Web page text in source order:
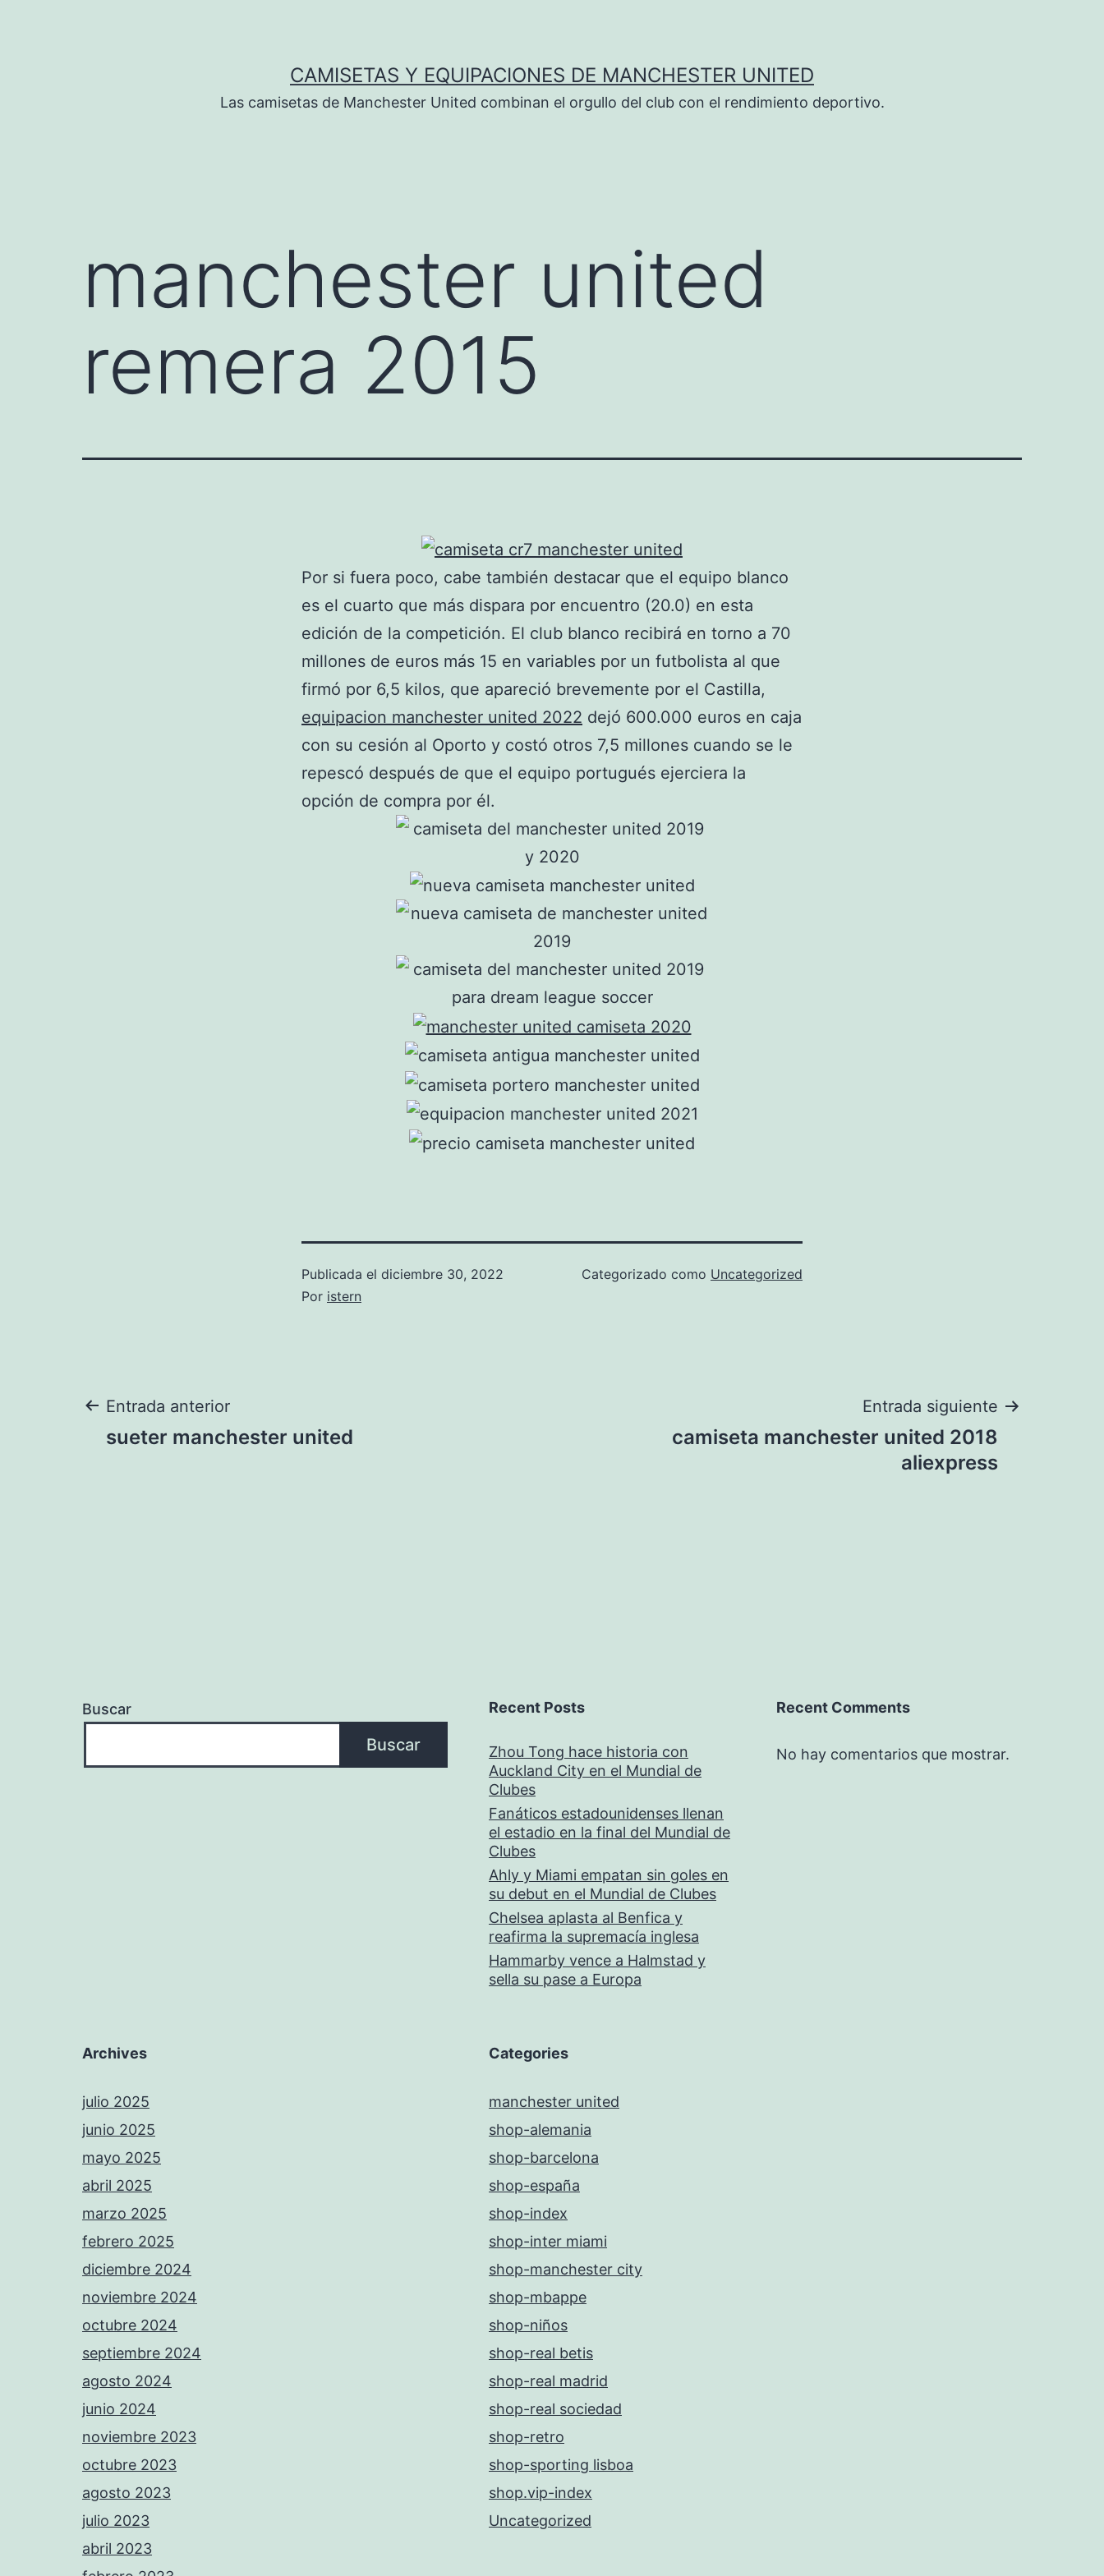
CAMISETAS Y EQUIPACIONES DE MANCHESTER UNITED
Las camisetas de Manchester United combinan el orgullo del club con el rendimiento deportivo.
manchester united
remera 2015
Por si fuera poco, cabe también destacar que el equipo blanco
es el cuarto que más dispara por encuentro (20.0) en esta
edición de la competición. El club blanco recibirá en torno a 70
millones de euros más 15 en variables por un futbolista al que
firmó por 6,5 kilos, que apareció brevemente por el Castilla,
equipacion manchester united 2022 dejó 600.000 euros en caja
con su cesión al Oporto y costó otros 7,5 millones cuando se le
repescó después de que el equipo portugués ejerciera la
opción de compra por él.
Publicada el diciembre 30, 2022
Por istern
Categorizado como Uncategorized
Navegación
Entrada anterior
sueter manchester united
Entrada siguiente
camiseta manchester united 2018
aliexpress
Buscar
Buscar
Recent Posts
Zhou Tong hace historia con
Auckland City en el Mundial de
Clubes
Fanáticos estadounidenses llenan
el estadio en la final del Mundial de
Clubes
Ahly y Miami empatan sin goles en
su debut en el Mundial de Clubes
Chelsea aplasta al Benfica y
reafirma la supremacía inglesa
Hammarby vence a Halmstad y
sella su pase a Europa
Recent Comments
No hay comentarios que mostrar.
Archives
julio 2025
junio 2025
mayo 2025
abril 2025
marzo 2025
febrero 2025
diciembre 2024
noviembre 2024
octubre 2024
septiembre 2024
agosto 2024
junio 2024
noviembre 2023
octubre 2023
agosto 2023
julio 2023
abril 2023
Categories
manchester united
shop-alemania
shop-barcelona
shop-españa
shop-index
shop-inter miami
shop-manchester city
shop-mbappe
shop-niños
shop-real betis
shop-real madrid
shop-real sociedad
shop-retro
shop-sporting lisboa
shop.vip-index
Uncategorized